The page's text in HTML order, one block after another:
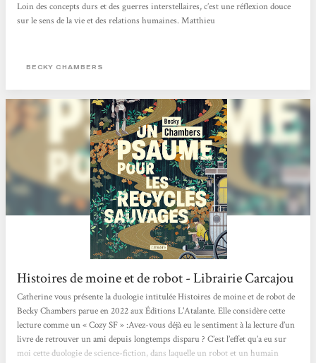
Loin des concepts durs et des guerres interstellaires, c’est une réflexion douce
sur le sens de la vie et des relations humaines. Matthieu
BECKY CHAMBERS
Histoires de moine et de robot - Librairie Carcajou
Catherine vous présente la duologie intitulée Histoires de moine et de robot de
Becky Chambers parue en 2022 aux Éditions L'Atalante. Elle considère cette
lecture comme un « Cozy SF » :Avez-vous déjà eu le sentiment à la lecture d’un
livre de retrouver un ami depuis longtemps disparu ? C’est l’effet qu’a eu sur
moi cette duologie de science-fiction, dans laquelle un robot et un humain